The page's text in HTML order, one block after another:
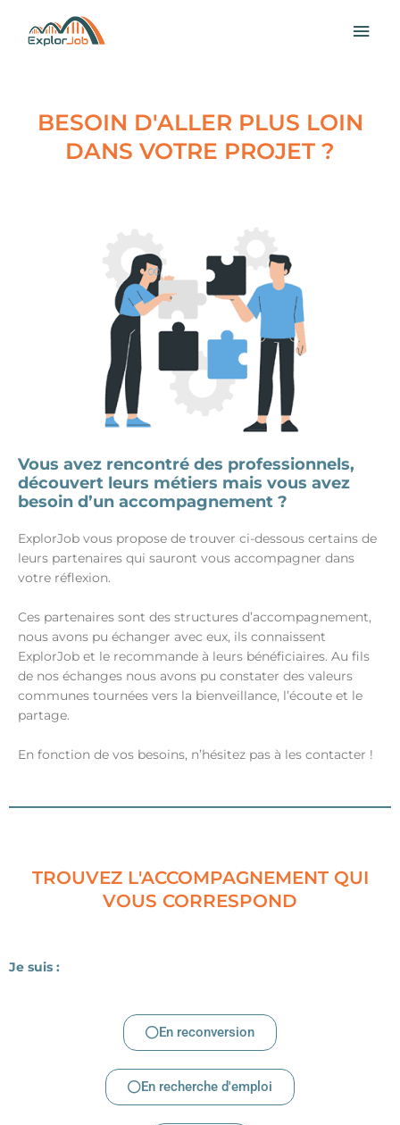
contenu
BESOIN D'ALLER PLUS LOIN
DANS VOTRE PROJET ?
Vous avez rencontré des professionnels,
découvert leurs métiers mais vous avez
besoin d’un accompagnement ?
ExplorJob vous propose de trouver ci-dessous certains de
leurs partenaires qui sauront vous accompagner dans
votre réflexion.
Ces partenaires sont des structures d’accompagnement,
nous avons pu échanger avec eux, ils connaissent
ExplorJob et le recommande à leurs bénéficiaires. Au fils
de nos échanges nous avons pu constater des valeurs
communes tournées vers la bienveillance, l’écoute et le
partage.
En fonction de vos besoins, n’hésitez pas à les contacter !
TROUVEZ L'ACCOMPAGNEMENT QUI
VOUS CORRESPOND
Je suis :
En reconversion
En recherche d'emploi